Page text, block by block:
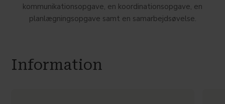
kommunikationsopgave, en koordinationsopgave, en
planlægningsopgave samt en samarbejdsøvelse.
Information